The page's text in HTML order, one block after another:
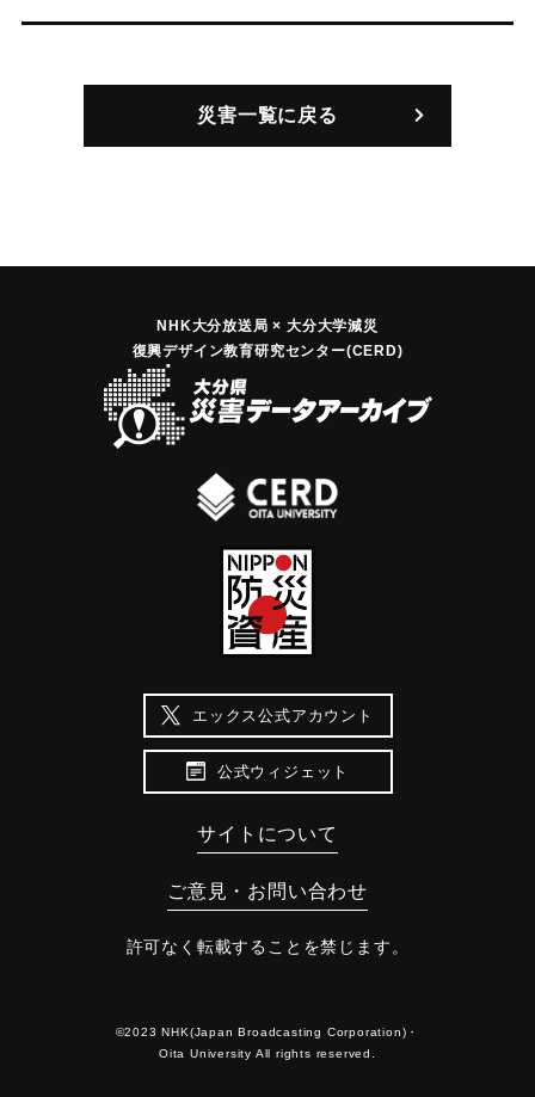
災害一覧に戻る
NHK大分放送局 × 大分大学減災
復興デザイン教育研究センター(CERD)
エックス公式アカウント
公式ウィジェット
サイトについて
ご意見・お問い合わせ
許可なく転載することを禁じます。
©2023 NHK(Japan Broadcasting Corporation)・
Oita University All rights reserved.